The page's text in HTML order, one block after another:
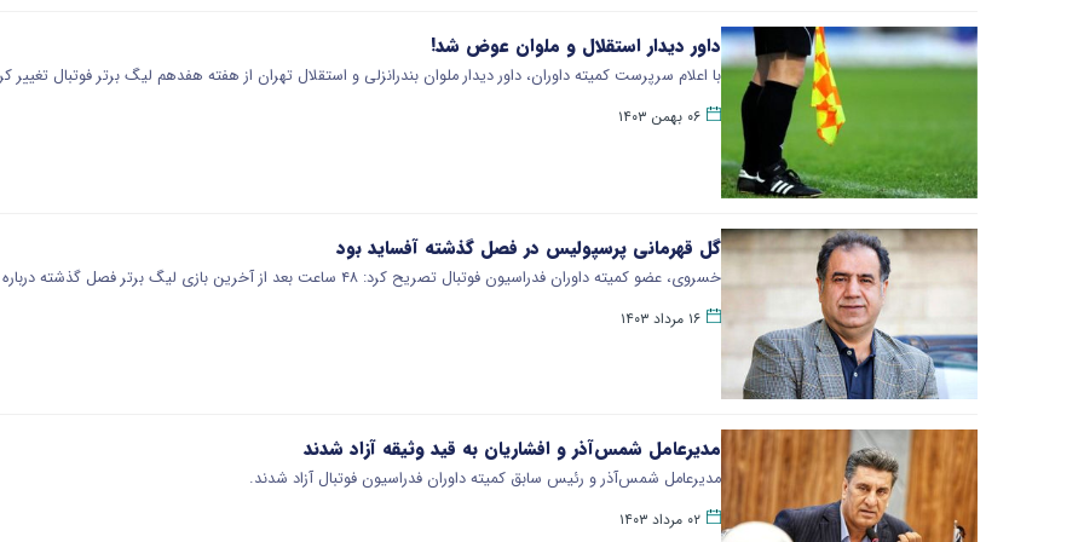
داور دیدار استقلال و ملوان عوض شد!
با اعلام سرپرست کمیته داوران، داور دیدار ملوان بندرانزلی و استقلال تهران از هفته هفدهم لیگ برتر فوتبال تغییر
۰۶ بهمن ۱۴۰۳
گل قهرمانی پرسپولیس در فصل گذشته آفساید بود
خسروی، عضو کمیته داوران فدراسیون فوتبال تصریح کرد: ۴۸ ساعت بعد از آخرین بازی لیگ برتر فصل گذشته درباره گل پرسپولیس…
۱۶ مرداد ۱۴۰۳
مدیرعامل شمس‌آذر و افشاریان به قید وثیقه آزاد شدند
مدیرعامل شمس‌آذر و رئیس سابق کمیته داوران فدراسیون فوتبال آزاد شدند.
۰۲ مرداد ۱۴۰۳